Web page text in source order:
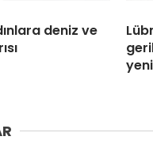
deniz ve